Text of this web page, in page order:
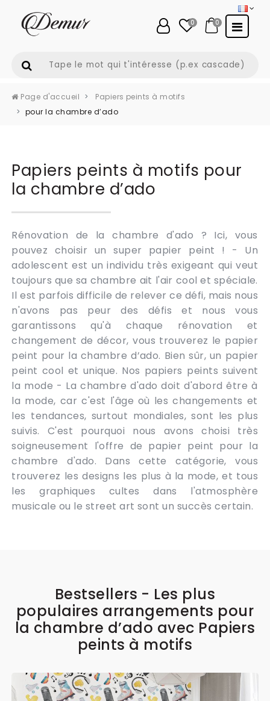
0 0
Page d'accueil
Papiers peints à motifs
pour la chambre d’ado
Papiers peints à motifs pour
la chambre d’ado
Rénovation de la chambre d'ado ? Ici, vous
pouvez choisir un super papier peint ! - Un
adolescent est un individu très exigeant qui veut
toujours que sa chambre ait l'air cool et spéciale.
Il est parfois difficile de relever ce défi, mais nous
n'avons pas peur des défis et nous vous
garantissons qu'à chaque rénovation et
changement de décor, vous trouverez le papier
peint pour la chambre d’ado. Bien sûr, un papier
peint cool et unique. Nos papiers peints suivent
la mode - La chambre d'ado doit d'abord être à
la mode, car c'est l'âge où les changements et
les tendances, surtout mondiales, sont les plus
suivis. C'est pourquoi nous avons choisi très
soigneusement l'offre de papier peint pour la
chambre d'ado. Dans cette catégorie, vous
trouverez les designs les plus à la mode, et tous
les graphiques cultes dans l'atmosphère
musicale ou le street art sont un succès certain.
Bestsellers - Les plus
populaires arrangements pour
la chambre d’ado avec Papiers
peints à motifs